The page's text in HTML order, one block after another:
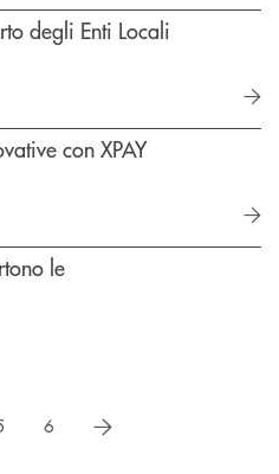
degli Enti Locali
con XPAY
le
6 successivo